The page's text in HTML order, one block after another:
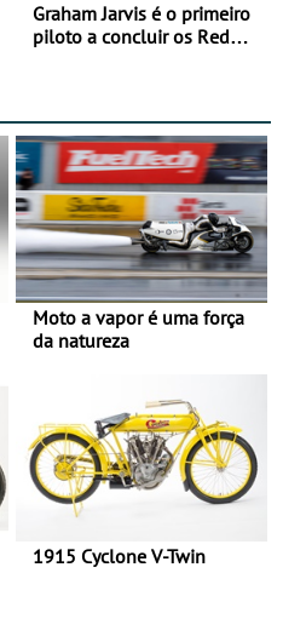
Graham Jarvis é o primeiro
piloto a concluir os Red
Moto a vapor é uma força
da natureza
1915 Cyclone V-Twin